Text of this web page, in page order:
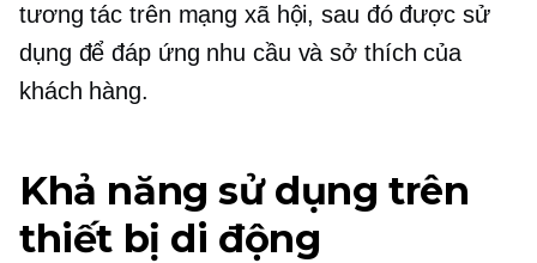
tương tác trên mạng xã hội, sau đó được sử
dụng để đáp ứng nhu cầu và sở thích của
khách hàng.
Khả năng sử dụng trên
thiết bị di động